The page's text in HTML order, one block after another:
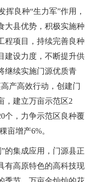
良种“生力军”作用，
大县优势，积极实施种
程项目，持续完善良种
建设力度，不断提升供
继续实施门源优质青
产高效行动，创建门
，建立万亩示范区2
个，力争示范区良种覆
亩增产6%。
的集成应用，门源县正
有高原特色的高科技现